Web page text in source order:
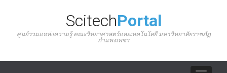
ScitechPortal
ศูนย์รวมแหล่งความรู้ คณะวิทยาศาสตร์และเทคโนโลยี มหาวิทยาลัยราชภัฏ
กำแพงเพชร